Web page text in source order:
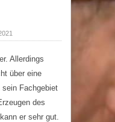
Allerdings
über eine
Fachgebiet
des
er sehr gut.